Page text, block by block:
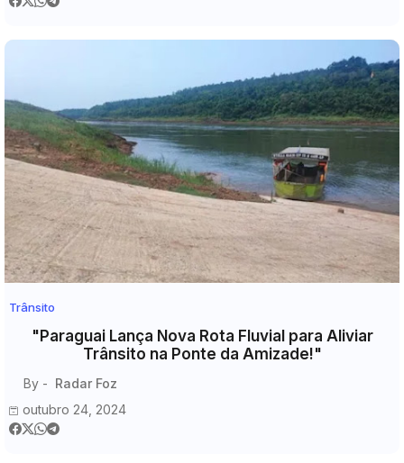
Trânsito
"Paraguai Lança Nova Rota Fluvial para Aliviar
Trânsito na Ponte da Amizade!"
By - Radar Foz
outubro 24, 2024